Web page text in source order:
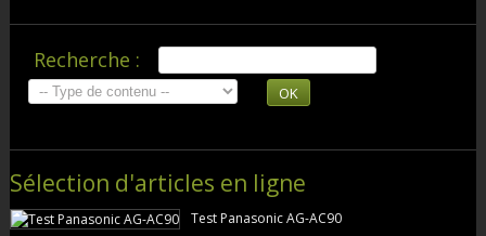
Recherche :
OK
Sélection d'articles en ligne
Test Panasonic AG-AC90